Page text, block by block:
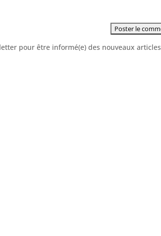
pour être informé(e) des nouveaux articles